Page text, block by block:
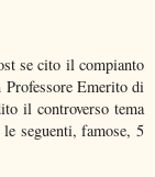
se cito il compianto
Emerito di
il controverso tema
seguenti, famose, 5